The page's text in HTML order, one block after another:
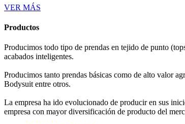
VER MÁS
Productos
Producimos todo tipo de prendas en tejido de punto
acabados inteligentes.
Producimos tanto prendas básicas como de alto valor
Bodysuit entre otros.
La empresa ha ido evolucionado de producir en sus
empresa con mayor diversificación de producto del